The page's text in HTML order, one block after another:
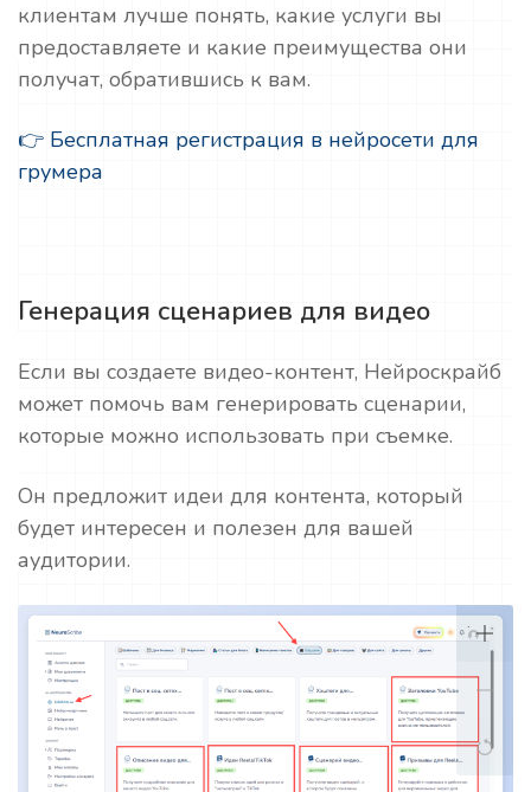
клиентам лучше понять, какие услуги вы
предоставляете и какие преимущества они
получат, обратившись к вам.
👉 Бесплатная регистрация в нейросети для
грумера
Генерация сценариев для видео
Если вы создаете видео-контент, Нейроскрайб
может помочь вам генерировать сценарии,
которые можно использовать при съемке.
Он предложит идеи для контента, который
будет интересен и полезен для вашей
аудитории.